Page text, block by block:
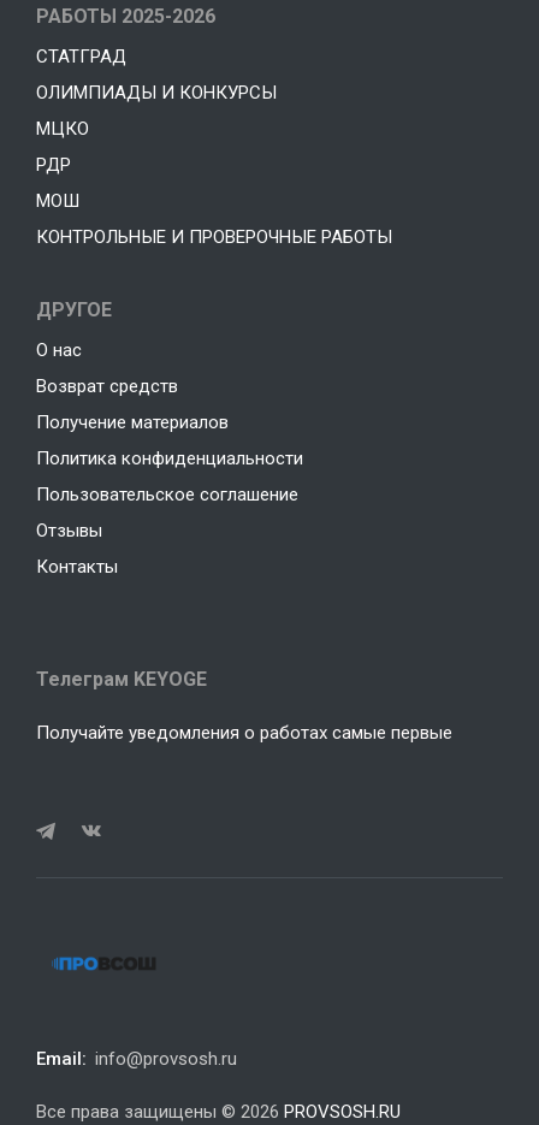
РАБОТЫ 2025-2026
СТАТГРАД
ОЛИМПИАДЫ И КОНКУРСЫ
МЦКО
РДР
МОШ
КОНТРОЛЬНЫЕ И ПРОВЕРОЧНЫЕ РАБОТЫ
ДРУГОЕ
О нас
Возврат средств
Получение материалов
Политика конфиденциальности
Пользовательское соглашение
Отзывы
Контакты
Телеграм KEYOGE
Получайте уведомления о работах самые первые
Email: info@provsosh.ru
Все права защищены © 2026 PROVSOSH.RU